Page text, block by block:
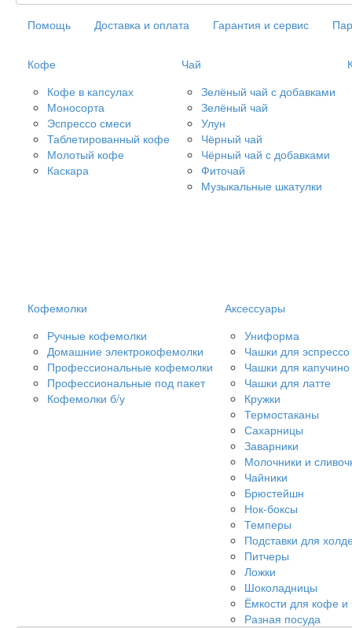
Помощь Доставка и оплата Гарантия и сервис
Кофе
Кофе в капсулах
Моносорта
Эспрессо смеси
Таблетированный кофе
Молотый кофе
Каскара
Чай
Зелёный чай с добавками
Зелёный чай
Улун
Чёрный чай
Чёрный чай с добавками
Фиточай
Музыкальные шкатулки
Кофемолки
Ручные кофемолки
Домашние электрокофемолки
Профессиональные кофемолки
Профессиональные под пакет
Кофемолки б/у
Аксессуары
Униформа
Чашки для эспрессо
Чашки для капучино
Чашки для латте
Кружки
Термостаканы
Сахарницы
Заварники
Молочники и
Чайники
Брюстейшн
Нок-боксы
Темперы
Подставки для
Питчеры
Ложки
Шоколадницы
Ёмкости для кофе и
Разная посуда